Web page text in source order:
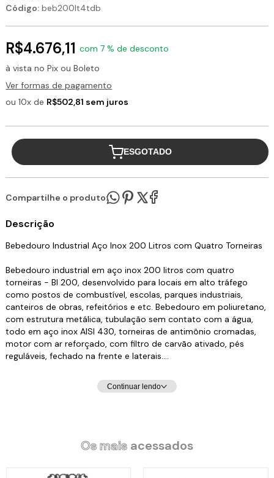
Código: beb200lt4tdb
R$4.676,11 com 7 % de desconto
à vista no Pix ou Boleto
Ver formas de pagamento
ou 10x de R$502,81 sem juros
ESGOTADO
Compartilhe o produto:
Descrição
Bebedouro Industrial Aço Inox 200 Litros com Quatro Torneiras
Bebedouro industrial em aço inox 200 litros com quatro
torneiras - BI 200, desenvolvido para locais em alto tráfego
como postos de combustível, escolas, parques industriais,
canteiros de obras, refeitórios e etc. Bebedouro em poliuretano,
com estrutura metálica, tubulação sem contato com a água,
todo em aço inox AISI 430, torneiras de antimônio cromadas,
motor com ar reforçado, com filtro de carvão ativado, pés
reguláveis, fechado na frente e laterais.
Não despachamos este produto pelos CORREIOS.
enviaremos o valor do frete no e-mail para posterior
Continuar lendo
Os mais acessados